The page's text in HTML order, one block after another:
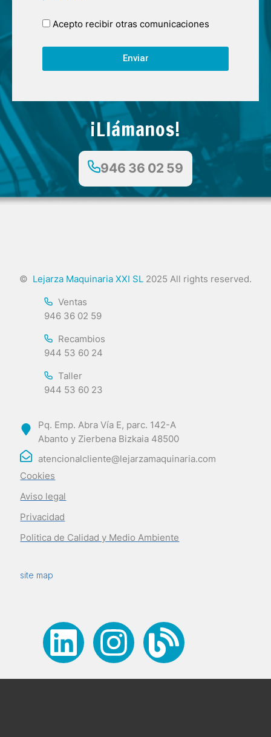
Acepto recibir otras comunicaciones
Enviar
¡Llámanos!
946 36 02 59
© Lejarza Maquinaria XXI SL 2025 All rights reserved.
Ventas
946 36 02 59
Recambios
944 53 60 24
Taller
944 53 60 23
Pq. Emp. Abra Vía E, parc. 142-A
Abanto y Zierbena Bizkaia 48500
atencionalcliente@lejarzamaquinaria.com
Cookies
Aviso legal
Privacidad
Politica de Calidad y Medio Ambiente
site map